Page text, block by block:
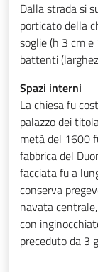
Dalla strada si
porticato della
soglie (h 3 cm
battenti
Spazi interni
La chiesa fu
palazzo dei
metà del 1600
fabbrica del
facciata fu a
conserva
navata
con
preceduto da 3